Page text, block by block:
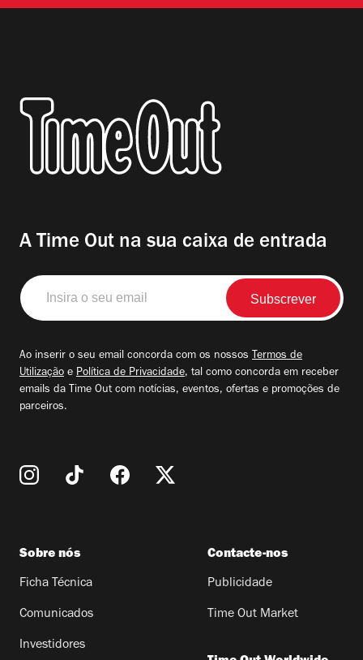
A Time Out na sua caixa de entrada
Insira
o
seu
Ao inserir o seu email concorda com os nossos Termos de
Utilização e Política de Privacidade, tal como concorda em receber
emails da Time Out com notícias, eventos, ofertas e promoções de
parceiros.
Sobre nós
Ficha Técnica
Comunicados
Investidores
Contacte-nos
Publicidade
Time Out Market